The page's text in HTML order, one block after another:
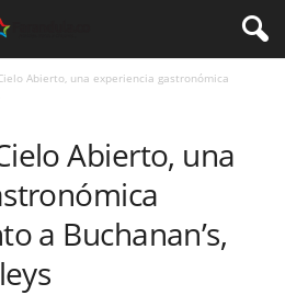
Abierto, una experiencia gastronómica
Abierto, una
a Buchanan’s,